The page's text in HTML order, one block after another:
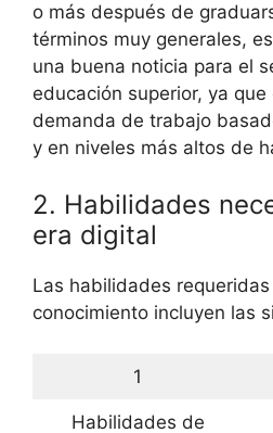
o más después de
términos muy generales,
una buena noticia para el
educación superior, ya
demanda de trabajo
y en niveles más altos de
2. Habilidades
era digital
Las habilidades
conocimiento incluyen las
1
Habilidades de